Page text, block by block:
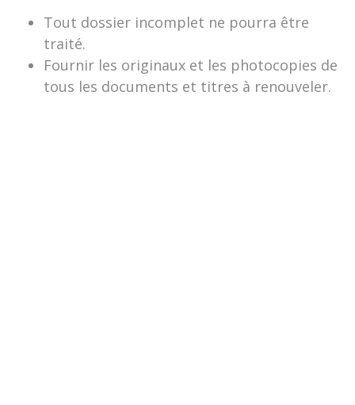
Tout dossier incomplet ne pourra être
traité.
Fournir les originaux et les photocopies de
tous les documents et titres à renouveler.